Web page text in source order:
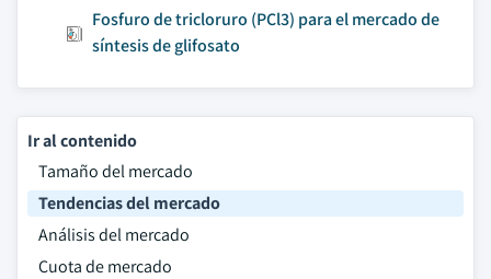
Fosfuro de tricloruro (PCl3) para el mercado de
síntesis de glifosato
Ir al contenido
Tamaño del mercado
Tendencias del mercado
Análisis del mercado
Cuota de mercado